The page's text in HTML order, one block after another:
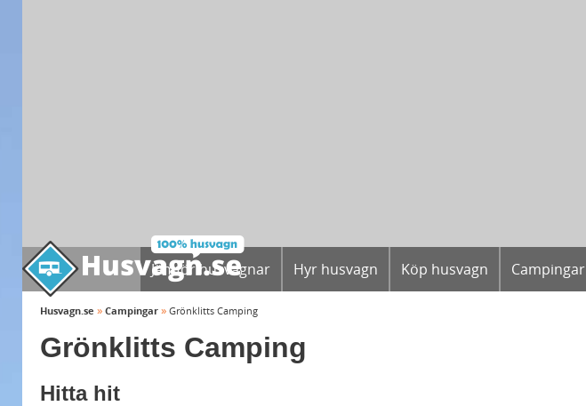
Jämför husvagnar Hyr husvagn Köp husvagn Campingar
Husvagn.se » Campingar » Grönklitts Camping
Grönklitts Camping
Hitta hit